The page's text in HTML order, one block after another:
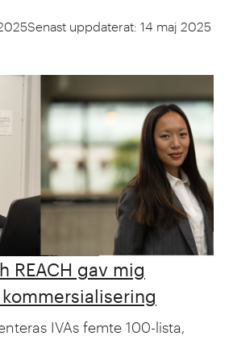
Senast uppdaterat: 14 maj 2025
REACH gav mig
IVAs femte 100-lista,